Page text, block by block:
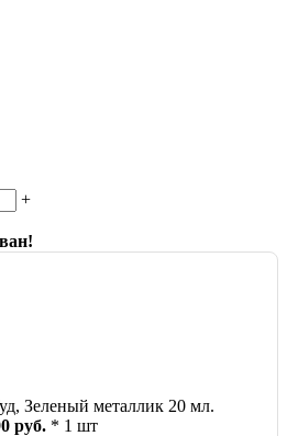
+
Зеленый металлик 20 мл.
руб. * 1 шт